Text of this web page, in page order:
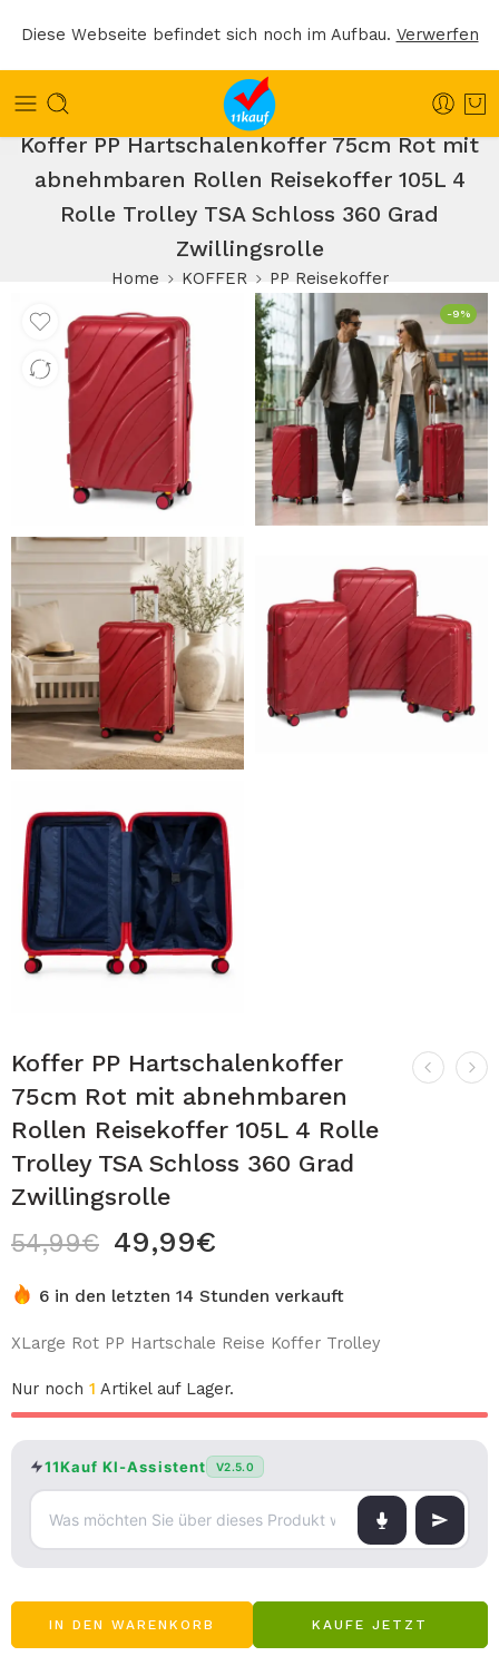
Diese Webseite befindet sich noch im Aufbau. Verwerfen
Koffer PP Hartschalenkoffer 75cm Rot mit
abnehmbaren Rollen Reisekoffer 105L 4
Rolle Trolley TSA Schloss 360 Grad
Zwillingsrolle
Home KOFFER PP Reisekoffer
-9%
Koffer PP Hartschalenkoffer
75cm Rot mit abnehmbaren
Rollen Reisekoffer 105L 4 Rolle
Trolley TSA Schloss 360 Grad
Zwillingsrolle
54,99€ 49,99€
6 in den letzten 14 Stunden verkauft
XLarge Rot PP Hartschale Reise Koffer Trolley
Nur noch 1 Artikel auf Lager.
11Kauf KI-Assistent V2.5.0
IN DEN WARENKORB KAUFE JETZT